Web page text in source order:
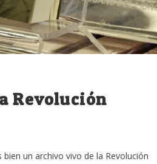
Revolución
un archivo vivo de la Revolución